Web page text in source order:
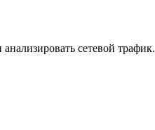
сетевой трафик.